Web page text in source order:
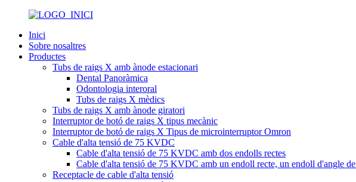
Inici
Sobre nosaltres
Productes
Tubs de raigs X amb ànode estacionari
Dental Panoràmica
Odontologia interoral
Tubs de raigs X mèdics
Tubs de raigs X amb ànode giratori
Interruptor de botó de raigs X tipus mecànic
Interruptor de botó de raigs X Tipus de microinterruptor Omron
Cable d'alta tensió de 75 KVDC
Cable d'alta tensió de 75 KVDC amb dos endolls rectes
Cable d'alta tensió de 75 KVDC amb un endoll recte, un endoll d'angle
Receptacle de cable d'alta tensió